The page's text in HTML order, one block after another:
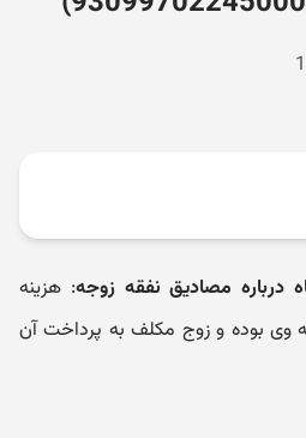
درباره مصادیق نفقه زوجه: هزینه
وی بوده و زوج مکلف به پرداخت آن